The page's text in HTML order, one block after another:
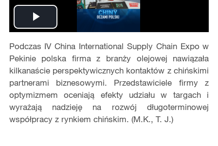
Play
Video
Podczas IV China International Supply Chain Expo w
Pekinie polska firma z branży olejowej nawiązała
kilkanaście perspektywicznych kontaktów z chińskimi
partnerami biznesowymi. Przedstawiciele firmy z
optymizmem oceniają efekty udziału w targach i
wyrażają nadzieję na rozwój długoterminowej
współpracy z rynkiem chińskim. (M.K., T. J.)